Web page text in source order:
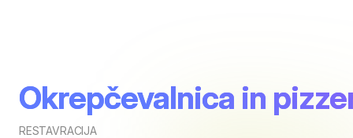
Okrepčevalnica in
RESTAVRACIJA